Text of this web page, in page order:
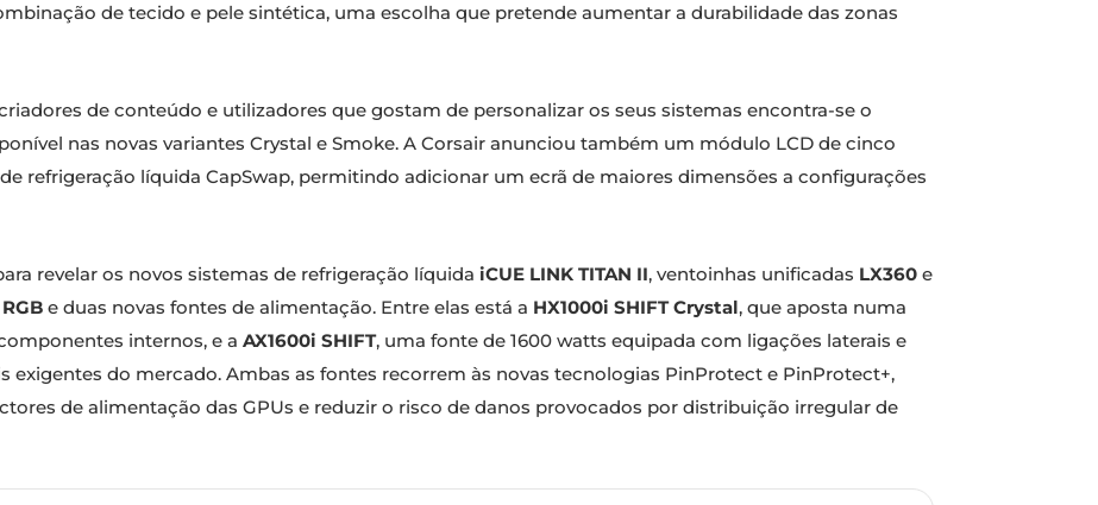
de tecido e pele sintética, uma escolha que pretende aumentar a durabilidade das zonas
de conteúdo e utilizadores que gostam de personalizar os seus sistemas encontra-se o
nas novas variantes Crystal e Smoke. A Corsair anunciou também um módulo LCD de cinco
refrigeração líquida CapSwap, permitindo adicionar um ecrã de maiores dimensões a configurações
revelar os novos sistemas de refrigeração líquida iCUE LINK TITAN II, ventoinhas unificadas LX360 e
e duas novas fontes de alimentação. Entre elas está a HX1000i SHIFT Crystal, que aposta numa
internos, e a AX1600i SHIFT, uma fonte de 1600 watts equipada com ligações laterais e
exigentes do mercado. Ambas as fontes recorrem às novas tecnologias PinProtect e PinProtect+,
de alimentação das GPUs e reduzir o risco de danos provocados por distribuição irregular de